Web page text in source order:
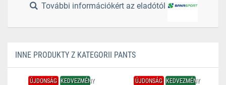
További információkért az eladótól
INNE PRODUKTY Z KATEGORII PANTS
ÚJDONSÁG KEDVEZMÉNY ÚJDONSÁG KEDVEZMÉNY